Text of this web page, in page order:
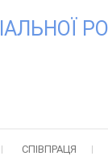
СПІВПРАЦЯ